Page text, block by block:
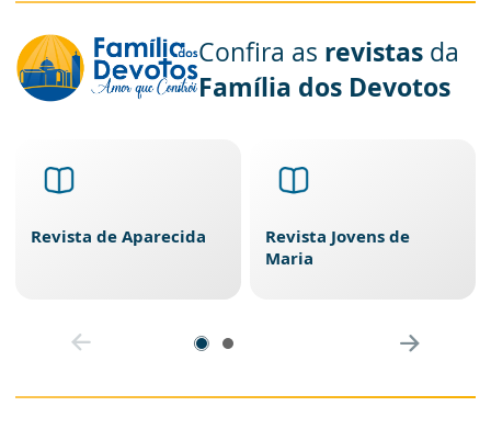
Confira as revistas da
Família dos Devotos
Revista de Aparecida
Revista Jovens de
Maria